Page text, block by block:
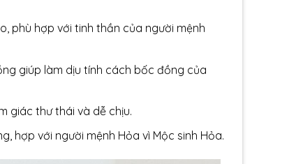
phù hợp với tinh thần của người mệnh
giúp làm dịu tính cách bốc đồng của
giác thư thái và dễ chịu.
hợp với người mệnh Hỏa vì Mộc sinh Hỏa.